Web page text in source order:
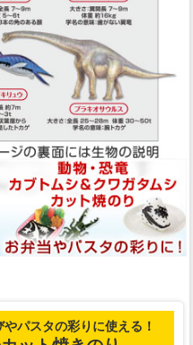
パスタの彩りに使える！